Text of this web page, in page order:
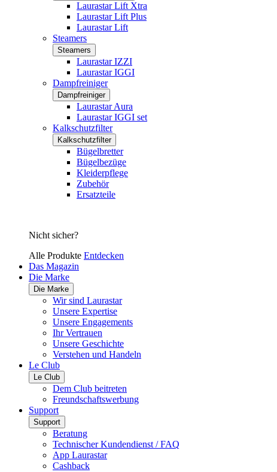
Laurastar Lift Xtra
Laurastar Lift Plus
Laurastar Lift
Steamers
Steamers
Laurastar IZZI
Laurastar IGGI
Dampfreiniger
Dampfreiniger
Laurastar Aura
Laurastar IGGI set
Kalkschutzfilter
Kalkschutzfilter
Bügelbretter
Bügelbezüge
Kleiderpflege
Zubehör
Ersatzteile
Nicht sicher?
Alle Produkte Entdecken
Das Magazin
Die Marke
Die Marke
Wir sind Laurastar
Unsere Expertise
Unsere Engagements
Ihr Vertrauen
Unsere Geschichte
Verstehen und Handeln
Le Club
Le Club
Dem Club beitreten
Freundschaftswerbung
Support
Support
Beratung
Technischer Kundendienst / FAQ
App Laurastar
Cashback